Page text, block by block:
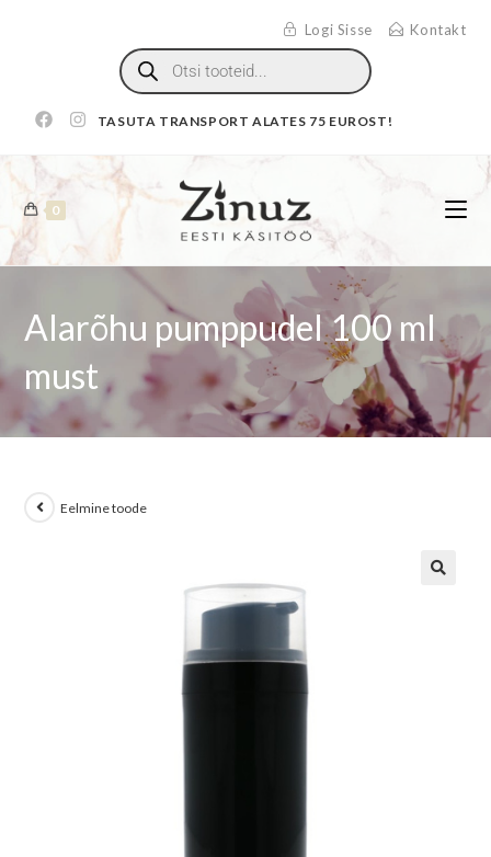
Logi Sisse Kontakt
TASUTA TRANSPORT ALATES 75 EUROST!
0
Alarõhu pumppudel 100 ml
must
Eelmine toode